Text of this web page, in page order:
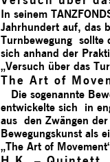
In seinem
Jahrhundert auf, das
Turnbewegung sollte
sich anhand der
„Versuch über das
The Art of
Die sogenannte
entwickelte sich in
aus den Zwängen
Bewegungskunst als
„The Art of